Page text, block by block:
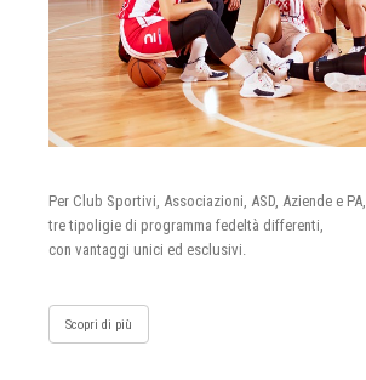
Per Club Sportivi, Associazioni, ASD, Aziende e PA,
tre tipoligie di programma fedeltà differenti,
con vantaggi unici ed esclusivi.
Scopri di più